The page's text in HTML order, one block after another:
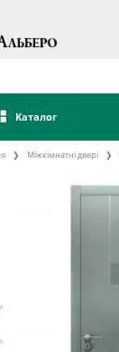
Каталог
Міжкімнатні двері